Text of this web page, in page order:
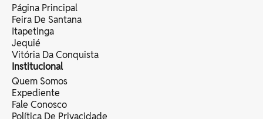
Página Principal
Feira De Santana
Itapetinga
Jequié
Vitória Da Conquista
Institucional
Quem Somos
Expediente
Fale Conosco
Política De Privacidade